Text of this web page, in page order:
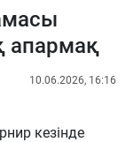
апармақ
10.06.2026, 16:16
кезінде